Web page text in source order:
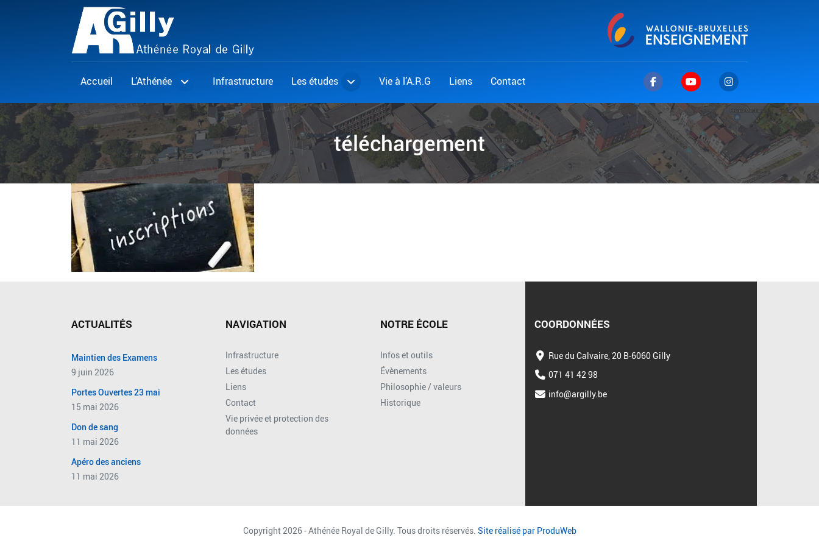
Accueil L’Athénée Infrastructure Les études Vie à l’A.R.G Liens Contact
téléchargement
ACTUALITÉS
Maintien des Examens
9 juin 2026
Portes Ouvertes 23 mai
15 mai 2026
Don de sang
11 mai 2026
Apéro des anciens
11 mai 2026
NAVIGATION
Infrastructure
Les études
Liens
Contact
Vie privée et protection des
données
NOTRE ÉCOLE
Infos et outils
Évènements
Philosophie / valeurs
Historique
COORDONNÉES
Rue du Calvaire, 20 B-6060 Gilly
071 41 42 98
info@argilly.be
Copyright 2026 - Athénée Royal de Gilly. Tous droits réservés. Site réalisé par ProduWeb